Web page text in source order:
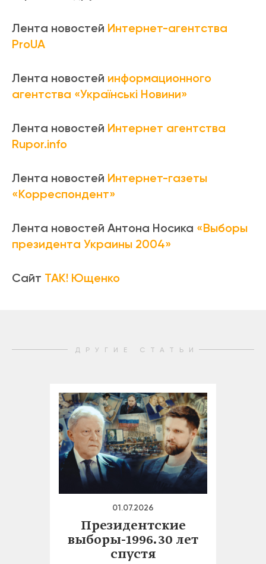
Лента новостей Интернет-агентства
ProUA
Лента новостей информационного
агентства «Українські Новини»
Лента новостей Интернет агентства
Rupor.info
Лента новостей Интернет-газеты
«Корреспондент»
Лента новостей Антона Носика «Выборы
президента Украины 2004»
Сайт ТАК! Ющенко
ДРУГИЕ СТАТЬИ
01.07.2026
Президентские
выборы-1996. 30 лет
спустя